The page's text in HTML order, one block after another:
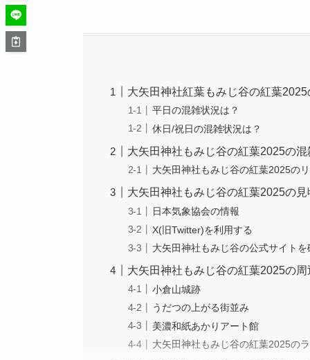
大矢田神社紅葉もみじ谷の紅葉
平日の混雑状況は？
休日/祝日の混雑状況は？
大矢田神社もみじ谷の紅葉2025の
大矢田神社もみじ谷の紅葉2025の
大矢田神社もみじ谷の紅葉2025の
日本気象協会の情報
X(旧Twitter)を利用する
大矢田神社もみじ谷の公式サイト
大矢田神社もみじ谷の紅葉2025の
小倉山城跡
うだつの上がる街並み
美濃和紙あかりアート館
大矢田神社もみじ谷の紅葉2025の